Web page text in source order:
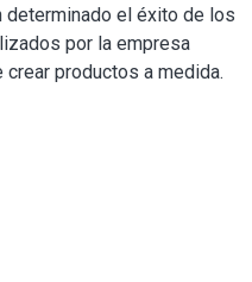
determinado el éxito de los
por la empresa
productos a medida.